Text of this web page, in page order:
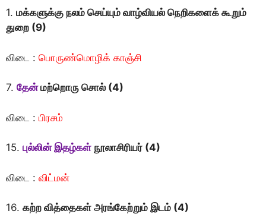
1. மக்களுக்கு நலம் செய்யும் வாழ்வியல் நெறிகளைக் கூறும்
துறை (9)
விடை : பொருண்மொழிக் காஞ்சி
7. தேன்மற்றொரு சொல் (4)
விடை : பிரசம்
15. புல்லின் இதழ்கள் நூலாசிரியர் (4)
விடை : விட்மன்
16. கற்ற வித்தைகள் அரங்கேற்றும் இடம் (4)